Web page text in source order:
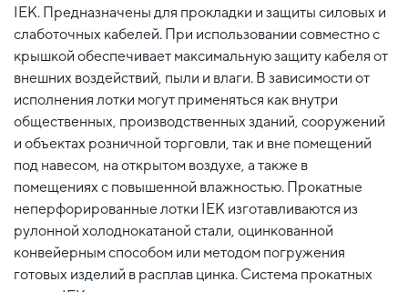
IEK. Предназначены для прокладки и защиты силовых и
слаботочных кабелей. При использовании совместно с
крышкой обеспечивает максимальную защиту кабеля от
внешних воздействий, пыли и влаги. В зависимости от
исполнения лотки могут применяться как внутри
общественных, производственных зданий, сооружений
и объектах розничной торговли, так и вне помещений
под навесом, на открытом воздухе, а также в
помещениях с повышенной влажностью. Прокатные
неперфорированные лотки IEK изготавливаются из
рулонной холоднокатаной стали, оцинкованной
конвейерным способом или методом погружения
готовых изделий в расплав цинка. Система прокатных